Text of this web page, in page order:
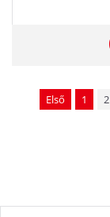
Első 1 2